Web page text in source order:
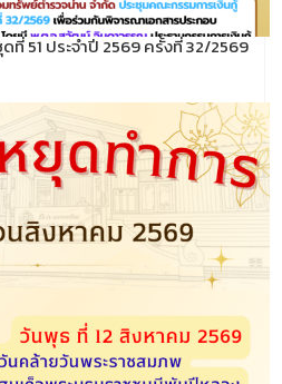
ที่ 51 ประจำปี 2569 ครั้งที่ 32/2569